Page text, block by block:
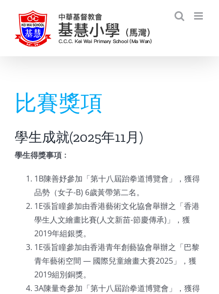
content
比賽獎項
學生成就(2025年11月)
學生得獎事項﹕
1B陳善妤參加「第十八屆跆拳道博覽會」，獲得
品勢（女子-B) 6歲黃帶第二名。
1E張旨瞳參加由香港藝術文化協會舉辦之「香港
學生人文繪畫比賽(人文新苗-節慶傳承)」，獲
2019年組銀獎。
1E張旨瞳參加由香港青年創藝協會舉辦之「巴黎
青年藝術空間 — 國際兒童繪畫大賽2025」，獲
2019組別銅獎。
3A陳量奇參加「第十八屆跆拳道博覽會」，獲得